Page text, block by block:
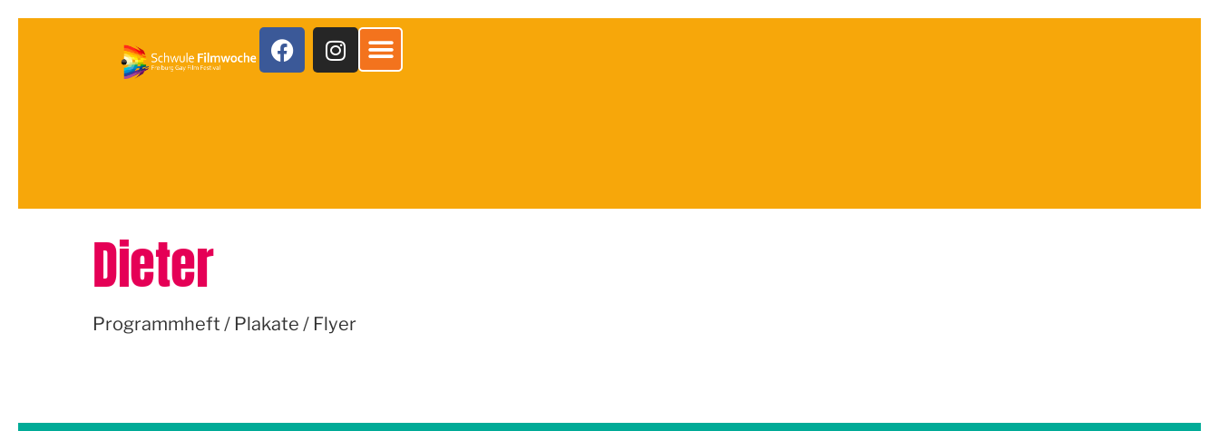
Dieter
Programmheft / Plakate / Flyer